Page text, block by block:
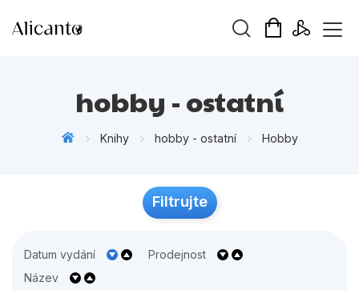
Tipy redakce
hobby - ostatní
Knihy hobby - ostatní Hobby
Filtrujte
Datum vydání
Prodejnost
Název